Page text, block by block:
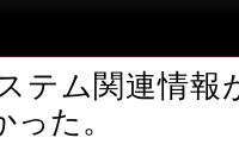
テム関連情報
た。